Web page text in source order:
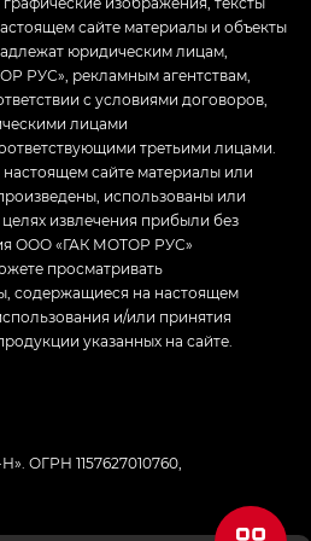
сайте материалы и объекты
юридическим лицам,
РУС», рекламным агентствам,
с условиями договоров,
лицами
третьими лицами.
сайте материалы или
использованы или
извлечения прибыли без
ООО «ГАК МОТОР РУС»
просматривать
содержащиеся на настоящем
и/или принятия
указанных на сайте.
ОГРН 1157627010760,